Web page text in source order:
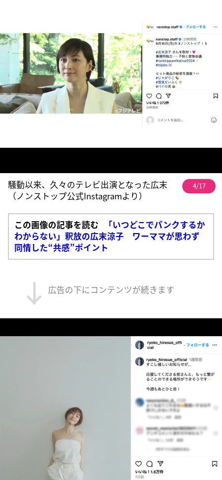
騒動以来、久々のテレビ出演となった広末
（ノンストップ公式Instagramより）
4/17
この画像の記事を読む
「いつどこでパンクするか
わからない」釈放の広末涼子 ワーママが思わず
同情した“共感”ポイント
広告の下にコンテンツが続きます